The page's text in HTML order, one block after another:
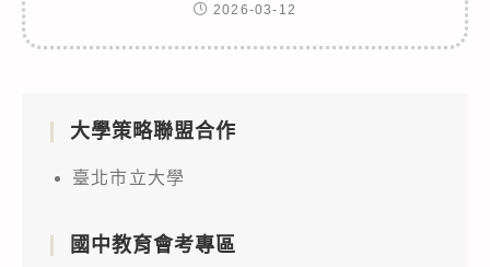
2026-03-12
大學策略聯盟合作
臺北市立大學
國中教育會考專區